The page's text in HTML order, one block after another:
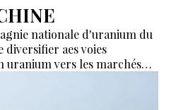
nationale d'uranium du
diversifier aes voies
uranium vers les marchés